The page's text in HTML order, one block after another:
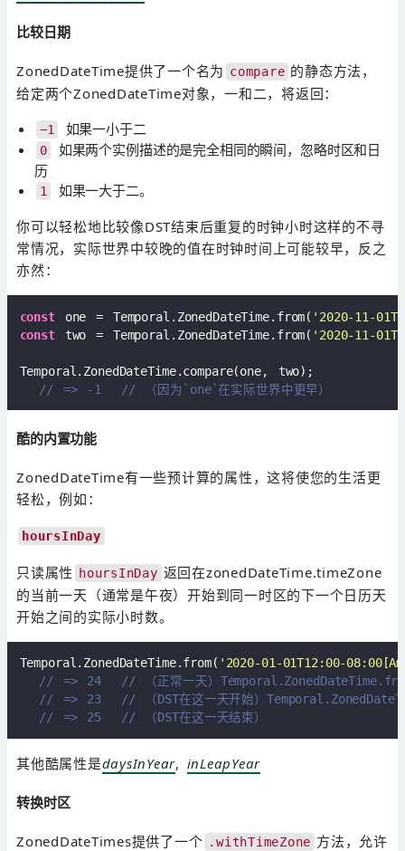
比较日期
ZonedDateTime提供了一个名为 compare 的静态方法，
给定两个ZonedDateTime对象，一和二，将返回：
−1 如果一小于二
0
如果两个实例描述的是完全相同的瞬间，忽略时区和日
历
1
如果一大于二。
你可以轻松地比较像DST结束后重复的时钟小时这样的不寻
常情况，实际世界中较晚的值在时钟时间上可能较早，反之
亦然：
const one = Temporal.ZonedDateTime.from( '2020-11-
const two = Temporal.ZonedDateTime.from( '2020-11-
Temporal.ZonedDateTime.compare(one, two);
// => -1  // （因为`one`在实际世界中更早）
酷的内置功能
ZonedDateTime有一些预计算的属性，这将使您的生活更
轻松，例如：
hoursInDay
只读属性 hoursInDay 返回在zonedDateTime.timeZone
的当前一天（通常是午夜）开始到同一时区的下一个日历天
开始之间的实际小时数。
Temporal.ZonedDateTime.from( '2020-01-01T12:00-
// => 24  // （正常一天）
// => 23  // （DST在这一天开始）
// => 25  // （DST在这一天结束）
其他酷属性是daysInYear, inLeapYear
转换时区
ZonedDateTimes提供了一个 .withTimeZone 方法，允许